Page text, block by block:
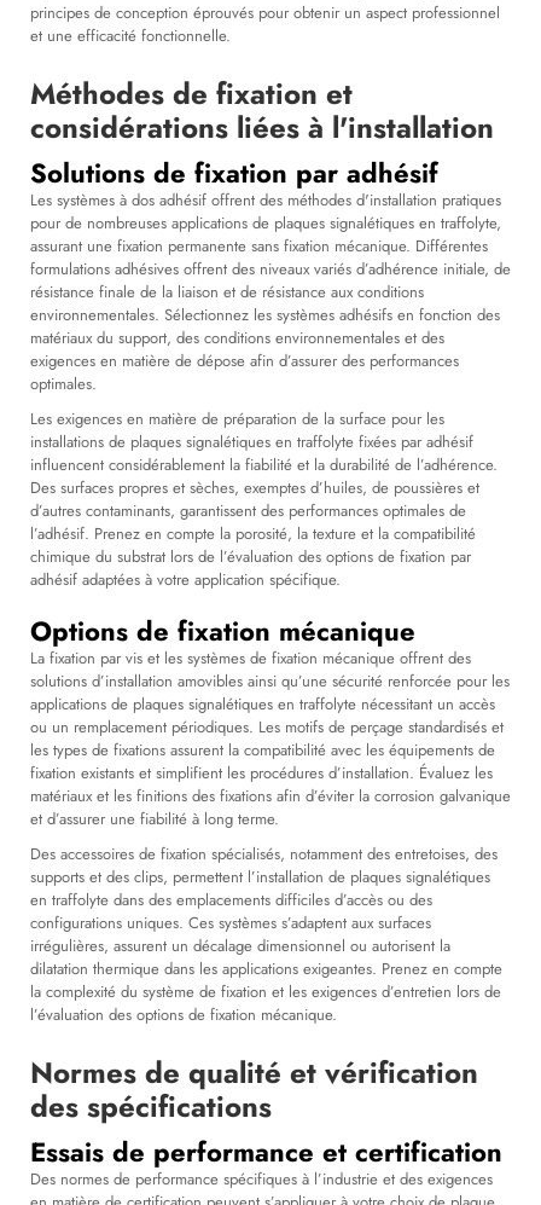
principes de conception éprouvés pour obtenir un aspect professionnel
et une efficacité fonctionnelle.
Méthodes de fixation et
considérations liées à l'installation
Solutions de fixation par adhésif
Les systèmes à dos adhésif offrent des méthodes d'installation pratiques
pour de nombreuses applications de plaques signalétiques en traffolyte,
assurant une fixation permanente sans fixation mécanique. Différentes
formulations adhésives offrent des niveaux variés d’adhérence initiale, de
résistance finale de la liaison et de résistance aux conditions
environnementales. Sélectionnez les systèmes adhésifs en fonction des
matériaux du support, des conditions environnementales et des
exigences en matière de dépose afin d’assurer des performances
optimales.
Les exigences en matière de préparation de la surface pour les
installations de plaques signalétiques en traffolyte fixées par adhésif
influencent considérablement la fiabilité et la durabilité de l’adhérence.
Des surfaces propres et sèches, exemptes d’huiles, de poussières et
d’autres contaminants, garantissent des performances optimales de
l’adhésif. Prenez en compte la porosité, la texture et la compatibilité
chimique du substrat lors de l’évaluation des options de fixation par
adhésif adaptées à votre application spécifique.
Options de fixation mécanique
La fixation par vis et les systèmes de fixation mécanique offrent des
solutions d’installation amovibles ainsi qu’une sécurité renforcée pour les
applications de plaques signalétiques en traffolyte nécessitant un accès
ou un remplacement périodiques. Les motifs de perçage standardisés et
les types de fixations assurent la compatibilité avec les équipements de
fixation existants et simplifient les procédures d’installation. Évaluez les
matériaux et les finitions des fixations afin d’éviter la corrosion galvanique
et d’assurer une fiabilité à long terme.
Des accessoires de fixation spécialisés, notamment des entretoises, des
supports et des clips, permettent l’installation de plaques signalétiques
en traffolyte dans des emplacements difficiles d’accès ou des
configurations uniques. Ces systèmes s’adaptent aux surfaces
irrégulières, assurent un décalage dimensionnel ou autorisent la
dilatation thermique dans les applications exigeantes. Prenez en compte
la complexité du système de fixation et les exigences d’entretien lors de
l’évaluation des options de fixation mécanique.
Normes de qualité et vérification
des spécifications
Essais de performance et certification
Des normes de performance spécifiques à l’industrie et des exigences